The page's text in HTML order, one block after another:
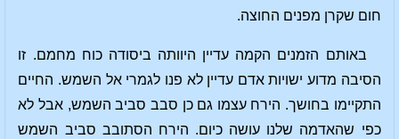
חום שקרן מפנים החוצה.
באותם הזמנים הקמה עדיין היוותה ביסודה כוח מחמם. זו
הסיבה מדוע ישויות אדם עדיין לא פנו לגמרי אל השמש. החיים
התקיימו בחושך. הירח עצמו גם כן סבב סביב השמש, אבל לא
כפי שהאדמה שלנו עושה כיום. הירח הסתובב סביב השמש